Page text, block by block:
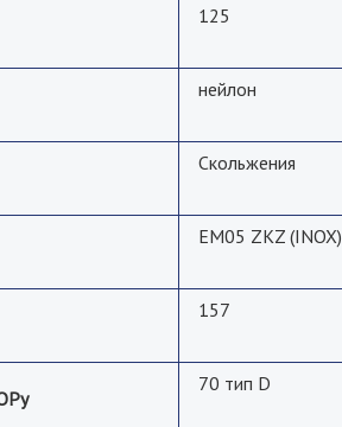
125
нейлон
Скольжения
EM05 ZKZ (INOX)
157
70 тип D